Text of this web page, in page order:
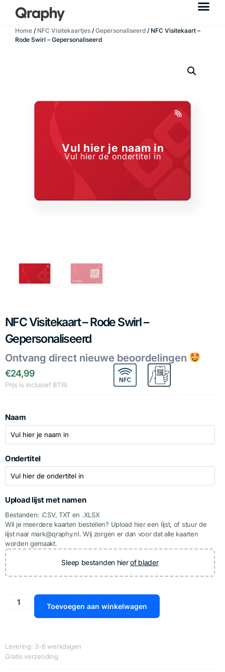
Home / NFC Visitekaartjes /Gepersonaliseerd / NFC Visitekaart –
Rode Swirl – Gepersonaliseerd
Vul hier je naam in
Vul hier de ondertitel in
NFC Visitekaart – Rode Swirl –
Gepersonaliseerd
Ontvang direct nieuwe beoordelingen
€24,99
Prijs is inclusief BTW.
Naam
Ondertitel
Upload lijst met namen
Bestanden: .CSV, TXT en .XLSX
Wil je meerdere kaarten bestellen? Upload hier een lijst, of stuur de
lijst naar mark@qraphy.nl. Wij zorgen er dan voor dat alle kaarten
worden gemaakt.
Sleep bestanden hierof blader
Toevoegen aan winkelwagen
Levering: 3-6 werkdagen
Gratis verzending